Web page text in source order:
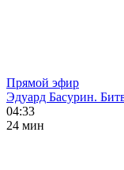
Прямой эфир
Эдуард Басурин.
04:33
24 мин